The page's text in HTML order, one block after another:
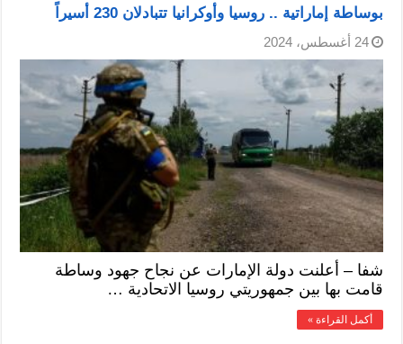
بوساطة إماراتية .. روسيا وأوكرانيا تتبادلان 230 أسيراً
24 أغسطس، 2024
شفا – أعلنت دولة الإمارات عن نجاح جهود وساطة
قامت بها بين جمهوريتي روسيا الاتحادية …
أكمل القراءة »